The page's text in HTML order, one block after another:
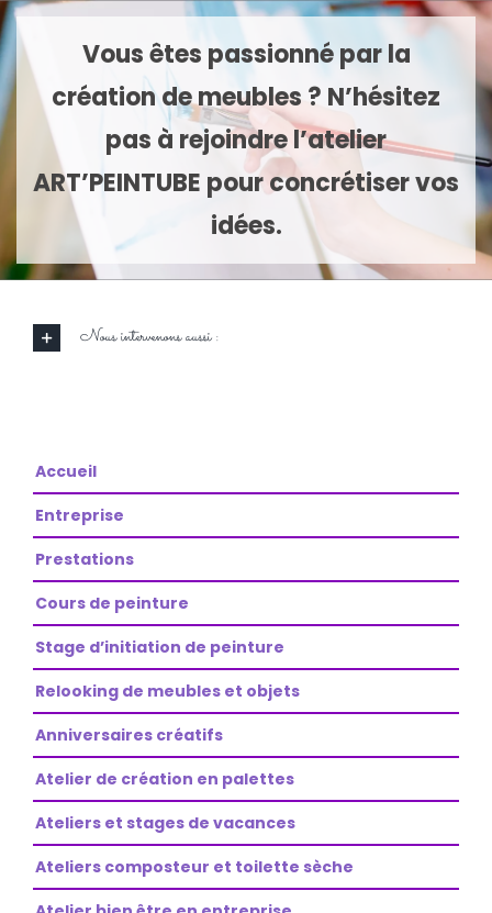
Vous êtes passionné par la
création de meubles ? N’hésitez
pas à rejoindre l’atelier
ART’PEINTUBE pour concrétiser vos
idées.
Nous intervenons aussi :
Accueil
Entreprise
Prestations
Cours de peinture
Stage d’initiation de peinture
Relooking de meubles et objets
Anniversaires créatifs
Atelier de création en palettes
Ateliers et stages de vacances
Ateliers composteur et toilette sèche